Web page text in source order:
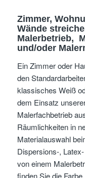
Zimmer,
Wände
Malerbetrieb,
und/oder
Ein Zimmer oder
den
klassisches Weiß
dem Einsatz
Malerfachbetrieb
Räumlichkeiten in
Materialauswahl
Dispersions-,
von einem
finden Sie die